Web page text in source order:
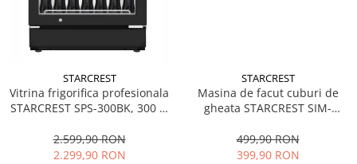
STARCREST
Vitrina frigorifica profesionala
STARCREST SPS-300BK, 300 L,
LED, H 169.5 cm, Negru
2.599,90 RON
2.299,90 RON
STARCREST
Masina de facut cuburi de
gheata STARCREST SIM-
12Kg/24h, Cos gheata
detasabil, Rezervor apa 0.8 l,
499,90 RON
399,90 RON